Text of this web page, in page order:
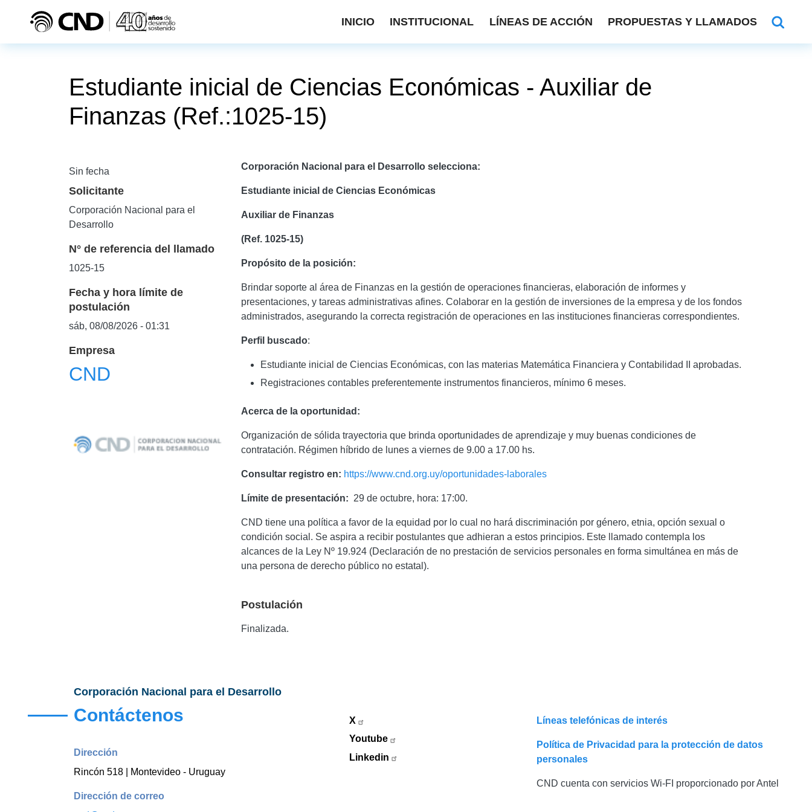
INICIO INSTITUCIONAL LÍNEAS DE ACCIÓN PROPUESTAS Y LLAMADOS
Estudiante inicial de Ciencias Económicas - Auxiliar de
Finanzas (Ref.:1025-15)
Sin fecha
Solicitante
Corporación Nacional para el
Desarrollo
N° de referencia del llamado
1025-15
Fecha y hora límite de
postulación
sáb, 08/08/2026 - 01:31
Empresa
CND
Corporación Nacional para el Desarrollo selecciona:
Estudiante inicial de Ciencias Económicas
Auxiliar de Finanzas
(Ref. 1025-15)
Propósito de la posición:
Brindar soporte al área de Finanzas en la gestión de operaciones financieras, elaboración de informes y
presentaciones, y tareas administrativas afines. Colaborar en la gestión de inversiones de la empresa y de los fondos
administrados, asegurando la correcta registración de operaciones en las instituciones financieras correspondientes.
Perfil buscado:
Estudiante inicial de Ciencias Económicas, con las materias Matemática Financiera y Contabilidad II aprobadas.
Registraciones contables preferentemente instrumentos financieros, mínimo 6 meses.
Acerca de la oportunidad:
Organización de sólida trayectoria que brinda oportunidades de aprendizaje y muy buenas condiciones de
contratación. Régimen híbrido de lunes a viernes de 9.00 a 17.00 hs.
Consultar registro en: https://www.cnd.org.uy/oportunidades-laborales
Límite de presentación: 29 de octubre, hora: 17:00.
CND tiene una política a favor de la equidad por lo cual no hará discriminación por género, etnia, opción sexual o
condición social. Se aspira a recibir postulantes que adhieran a estos principios. Este llamado contempla los
alcances de la Ley Nº 19.924 (Declaración de no prestación de servicios personales en forma simultánea en más de
una persona de derecho público no estatal).
Postulación
Finalizada.
Corporación Nacional para el Desarrollo
Contáctenos
Dirección
Rincón 518 | Montevideo - Uruguay
Dirección de correo
X
Youtube
Linkedin
Líneas telefónicas de interés
Política de Privacidad para la protección de datos
personales
CND cuenta con servicios Wi-FI proporcionado por Antel